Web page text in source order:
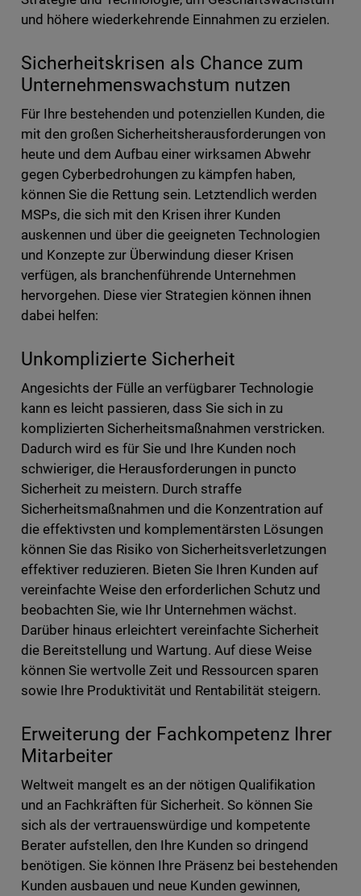
und höhere wiederkehrende Einnahmen zu erzielen.
Sicherheitskrisen als Chance zum
Unternehmenswachstum nutzen
Für Ihre bestehenden und potenziellen Kunden, die
mit den großen Sicherheitsherausforderungen von
heute und dem Aufbau einer wirksamen Abwehr
gegen Cyberbedrohungen zu kämpfen haben,
können Sie die Rettung sein. Letztendlich werden
MSPs, die sich mit den Krisen ihrer Kunden
auskennen und über die geeigneten Technologien
und Konzepte zur Überwindung dieser Krisen
verfügen, als branchenführende Unternehmen
hervorgehen. Diese vier Strategien können ihnen
dabei helfen:
Unkomplizierte Sicherheit
Angesichts der Fülle an verfügbarer Technologie
kann es leicht passieren, dass Sie sich in zu
komplizierten Sicherheitsmaßnahmen verstricken.
Dadurch wird es für Sie und Ihre Kunden noch
schwieriger, die Herausforderungen in puncto
Sicherheit zu meistern. Durch straffe
Sicherheitsmaßnahmen und die Konzentration auf
die effektivsten und komplementärsten Lösungen
können Sie das Risiko von Sicherheitsverletzungen
effektiver reduzieren. Bieten Sie Ihren Kunden auf
vereinfachte Weise den erforderlichen Schutz und
beobachten Sie, wie Ihr Unternehmen wächst.
Darüber hinaus erleichtert vereinfachte Sicherheit
die Bereitstellung und Wartung. Auf diese Weise
können Sie wertvolle Zeit und Ressourcen sparen
sowie Ihre Produktivität und Rentabilität steigern.
Erweiterung der Fachkompetenz Ihrer
Mitarbeiter
Weltweit mangelt es an der nötigen Qualifikation
und an Fachkräften für Sicherheit. So können Sie
sich als der vertrauenswürdige und kompetente
Berater aufstellen, den Ihre Kunden so dringend
benötigen. Sie können Ihre Präsenz bei bestehenden
Kunden ausbauen und neue Kunden gewinnen,